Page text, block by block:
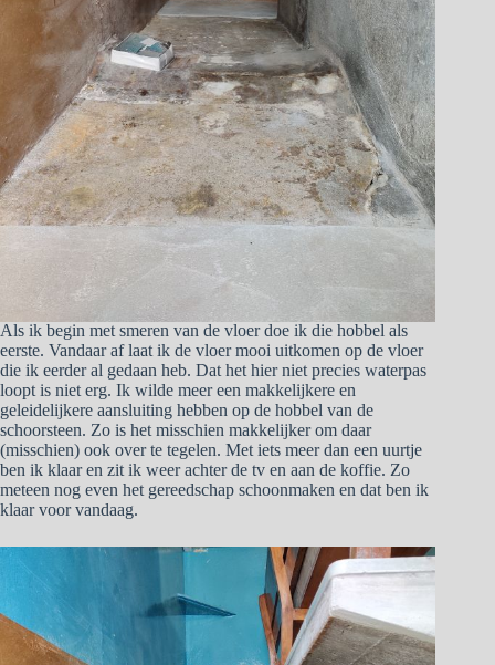
Als ik begin met smeren van de vloer doe ik die hobbel als
eerste. Vandaar af laat ik de vloer mooi uitkomen op de vloer
die ik eerder al gedaan heb. Dat het hier niet precies waterpas
loopt is niet erg. Ik wilde meer een makkelijkere en
geleidelijkere aansluiting hebben op de hobbel van de
schoorsteen. Zo is het misschien makkelijker om daar
(misschien) ook over te tegelen. Met iets meer dan een uurtje
ben ik klaar en zit ik weer achter de tv en aan de koffie. Zo
meteen nog even het gereedschap schoonmaken en dat ben ik
klaar voor vandaag.